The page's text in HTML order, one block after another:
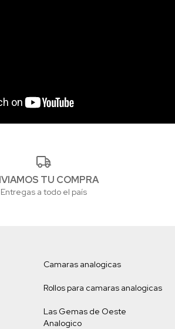
TU COMPRA
Entregas a todo el país
Camaras analogicas
Rollos para camaras analogicas
Las Gemas de Oeste
Analogico